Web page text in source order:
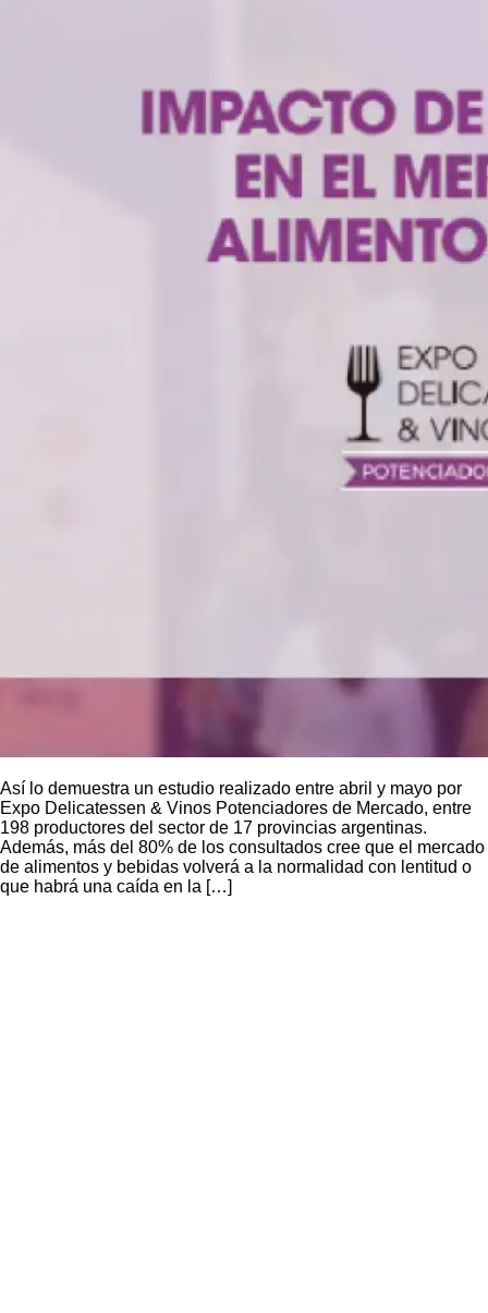
Así lo demuestra un estudio realizado entre abril y mayo por
Expo Delicatessen & Vinos Potenciadores de Mercado, entre
198 productores del sector de 17 provincias argentinas.
Además, más del 80% de los consultados cree que el mercado
de alimentos y bebidas volverá a la normalidad con lentitud o
que habrá una caída en la […]